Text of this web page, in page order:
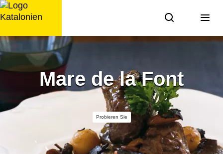
Zum
Inhalt
Mare de la Font
Probieren Sie